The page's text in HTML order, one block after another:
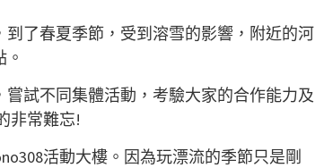
了春夏季節，受到溶雪的影響，附近的河
試不同集體活動，考驗大家的合作能力及
非常難忘!
活動大樓。因為玩漂流的季節只是剛